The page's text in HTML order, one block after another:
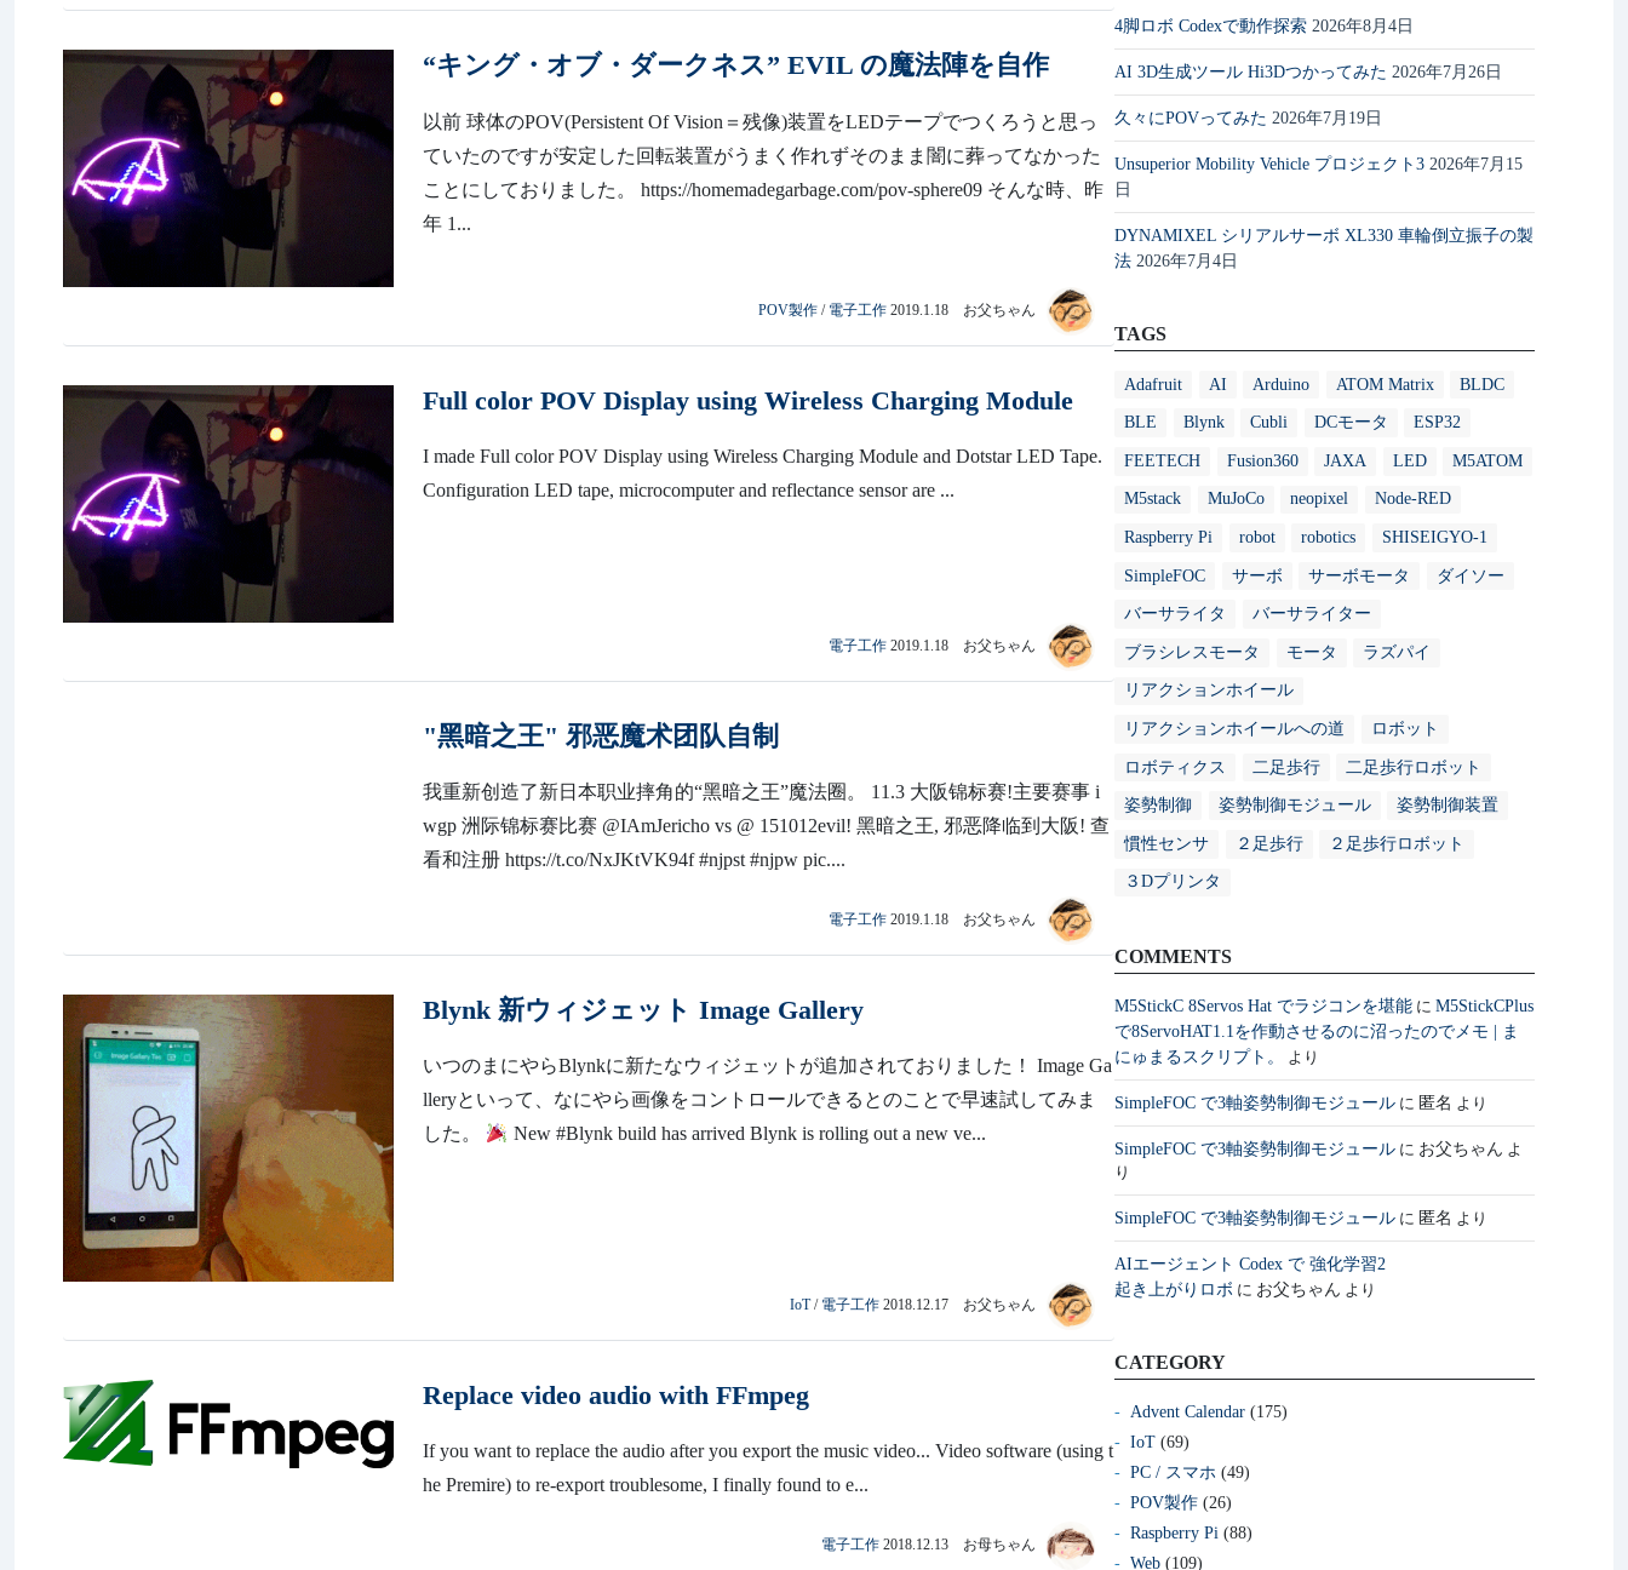
“キング・オブ・ダークネス” EVIL の魔法陣を自作
以前 球体のPOV(Persistent Of Vision＝残像)装置をLEDテープでつくろうと思っ
ていたのですが安定した回転装置がうまく作れずそのまま闇に葬ってなかった
ことにしておりました。 https://homemadegarbage.com/pov-sphere09 そんな時、昨
年 1...
POV製作 / 電子工作 2019.1.18 お父ちゃん
Full color POV Display using Wireless Charging Module
I made Full color POV Display using Wireless Charging Module and Dotstar LED Tape.
Configuration LED tape, microcomputer and reflectance sensor are ...
電子工作 2019.1.18 お父ちゃん
"黑暗之王" 邪恶魔术团队自制
我重新创造了新日本职业摔角的“黑暗之王”魔法圈。 11.3 大阪锦标赛!主要赛事 i
wgp 洲际锦标赛比赛 @IAmJericho vs @ 151012evil! 黑暗之王, 邪恶降临到大阪! 查
看和注册 https://t.co/NxJKtVK94f #njpst #njpw pic....
電子工作 2019.1.18 お父ちゃん
Blynk 新ウィジェット Image Gallery
いつのまにやらBlynkに新たなウィジェットが追加されておりました！ Image Ga
lleryといって、なにやら画像をコントロールできるとのことで早速試してみま
した。
New #Blynk build has arrived Blynk is rolling out a new ve...
IoT/ 電子工作 2018.12.17 お父ちゃん
Replace video audio with FFmpeg
If you want to replace the audio after you export the music video... Video software (using t
he Premire) to re-export troublesome, I finally found to e...
電子工作 2018.12.13 お母ちゃん
4脚ロボ Codexで動作探索 2026年8月4日
AI 3D生成ツール Hi3Dつかってみた 2026年7月26日
久々にPOVってみた 2026年7月19日
Unsuperior Mobility Vehicle プロジェクト3 2026年7月15
日
DYNAMIXEL シリアルサーボ XL330 車輪倒立振子の製
法 2026年7月4日
TAGS
Adafruit AI Arduino ATOM Matrix BLDC
BLE Blynk Cubli DCモータ ESP32
FEETECH Fusion360 JAXA LED M5ATOM
M5stack MuJoCo neopixel Node-RED
Raspberry Pi robot robotics SHISEIGYO-1
SimpleFOC サーボ サーボモータ ダイソー
バーサライタ バーサライター
ブラシレスモータ モータ ラズパイ
リアクションホイール
リアクションホイールへの道 ロボット
ロボティクス 二足歩行 二足歩行ロボット
姿勢制御 姿勢制御モジュール 姿勢制御装置
慣性センサ ２足歩行 ２足歩行ロボット
３Dプリンタ
COMMENTS
M5StickC 8Servos Hat でラジコンを堪能 に M5StickCPlus
で8ServoHAT1.1を作動させるのに沼ったのでメモ | ま
にゅまるスクリプト。
より
SimpleFOC で3軸姿勢制御モジュール に 匿名 より
SimpleFOC で3軸姿勢制御モジュール に お父ちゃん よ
り
SimpleFOC で3軸姿勢制御モジュール に 匿名 より
AIエージェント Codex で 強化学習2
起き上がりロボ に お父ちゃん より
CATEGORY
Advent Calendar (175)
IoT (69)
PC / スマホ (49)
POV製作 (26)
Raspberry Pi (88)
Web (109)